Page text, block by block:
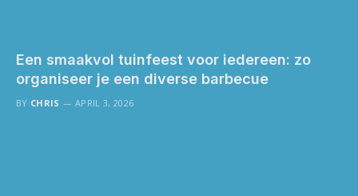
Een smaakvol tuinfeest voor iedereen: zo
organiseer je een diverse barbecue
BY CHRIS APRIL 3, 2026